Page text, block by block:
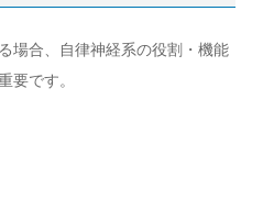
場合、自律神経系の役割・機能
要です。